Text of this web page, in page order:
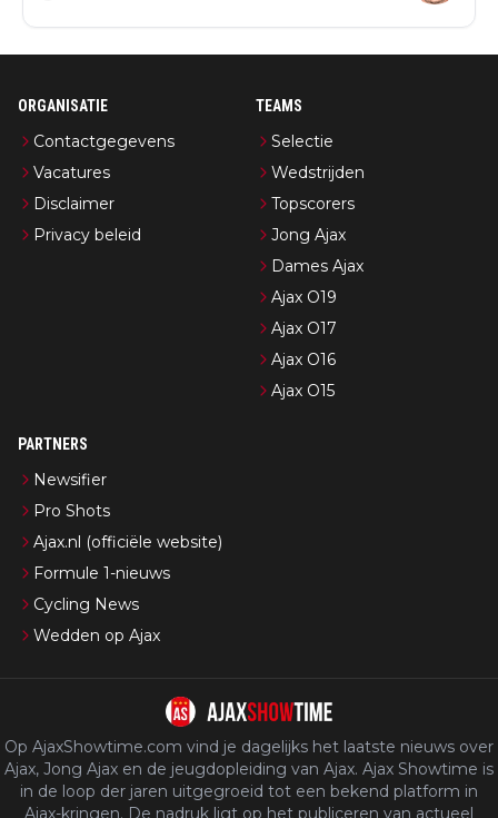
ORGANISATIE
Contactgegevens
Vacatures
Disclaimer
Privacy beleid
TEAMS
Selectie
Wedstrijden
Topscorers
Jong Ajax
Dames Ajax
Ajax O19
Ajax O17
Ajax O16
Ajax O15
PARTNERS
Newsifier
Pro Shots
Ajax.nl (officiële website)
Formule 1-nieuws
Cycling News
Wedden op Ajax
Op AjaxShowtime.com vind je dagelijks het laatste nieuws over
Ajax, Jong Ajax en de jeugdopleiding van Ajax. Ajax Showtime is
in de loop der jaren uitgegroeid tot een bekend platform in
Ajax-kringen. De nadruk ligt op het publiceren van actueel